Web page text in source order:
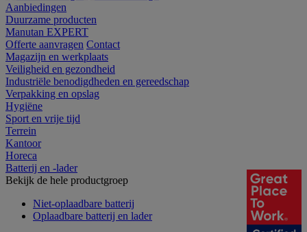
Aanbiedingen
Duurzame producten
Manutan EXPERT
Offerte aanvragen Contact
Magazijn en werkplaats
Veiligheid en gezondheid
Industriële benodigdheden en gereedschap
Verpakking en opslag
Hygiëne
Sport en vrije tijd
Terrein
Kantoor
Horeca
Batterij en -lader
Bekijk de hele productgroep
Niet-oplaadbare batterij
Oplaadbare batterij en lader